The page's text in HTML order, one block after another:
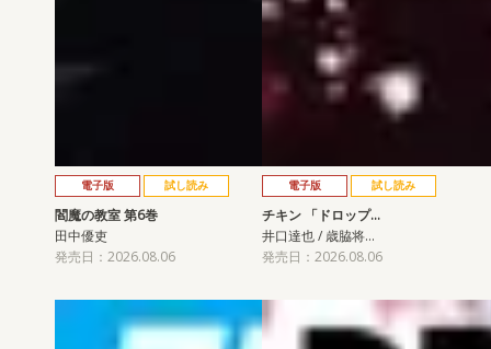
電子版 試し読み
閻魔の教室 第6巻
田中優吏
発売日：2026.08.06
電子版 試し読み
チキン 「ドロップ…
井口達也 / 歳脇将…
発売日：2026.08.06